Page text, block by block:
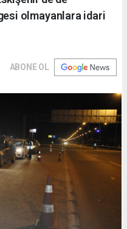
olmayanlara idari
ABONE OL